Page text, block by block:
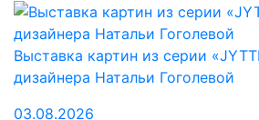
Выставка картин из серии
дизайнера Натальи Гоголевой
03.08.2026